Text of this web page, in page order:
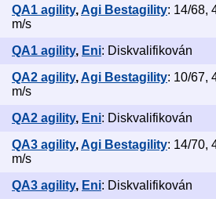
QA1 agility,Agi Bestagility: 14/68,
m/s
QA1 agility, Eni: Diskvalifikován
QA2 agility,Agi Bestagility: 10/67,
m/s
QA2 agility, Eni: Diskvalifikován
QA3 agility,Agi Bestagility: 14/70,
m/s
QA3 agility, Eni: Diskvalifikován